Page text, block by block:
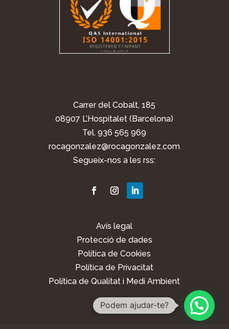
Carrer del Cobalt, 185
08907 L’Hospitalet (Barcelona)
Tel. 936 565 969
rocagonzalez@rocagonzalez.com
Segueix-nos a les rss:
Avís legal
Protecció de dades
Política de Cookies
Política de Privacitat
Política de Qualitat i Medi Ambient
Podem ajudar-te?